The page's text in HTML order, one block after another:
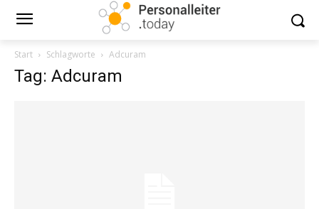
Start Schlagworte Adcuram
Tag: Adcuram